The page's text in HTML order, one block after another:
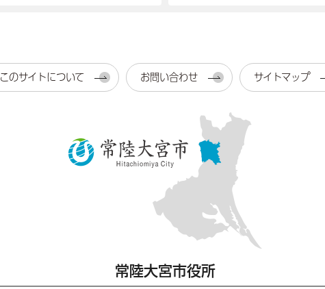
このサイトについて お問い合わせ サイトマップ
常陸大宮市役所